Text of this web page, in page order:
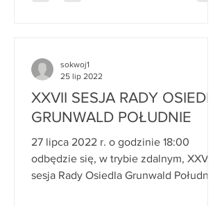
XXVII SESJA RADY OSIEDLA
GRUNWALD POŁUDNIE
27 lipca 2022 r. o godzinie 18:00
odbędzie się, w trybie zdalnym, XXVII
sesja Rady Osiedla Grunwald Południe.
sokwoj1
25 lip 2022